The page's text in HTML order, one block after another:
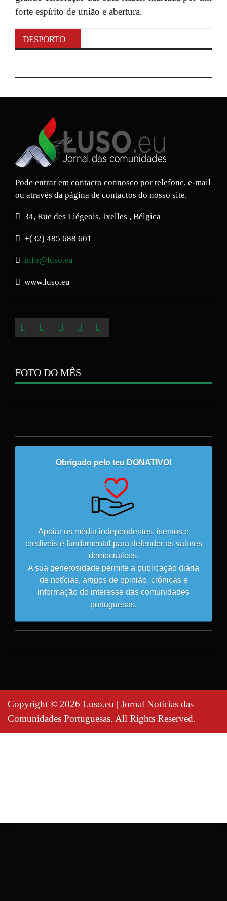
forte espírito de união e abertura.
DESPORTO
Pode entrar em contacto connosco por telefone, e-mail
ou através da página de contactos do nosso site.
34, Rue des Liégeois, Ixelles , Bélgica
+(32) 485 688 601
info@luso.eu
www.luso.eu
FOTO DO MÊS
Obrigado pelo teu DONATIVO!
Apoiar os média independentes, isentos e
credíveis é fundamental para defender os valores
democráticos.
A sua generosidade permite a publicação diária
de notícias, artigos de opinião, crónicas e
informação do interesse das comunidades
portuguesas.
Copyright © 2026 Luso.eu | Jornal Notícias das
Comunidades Portuguesas. All Rights Reserved.